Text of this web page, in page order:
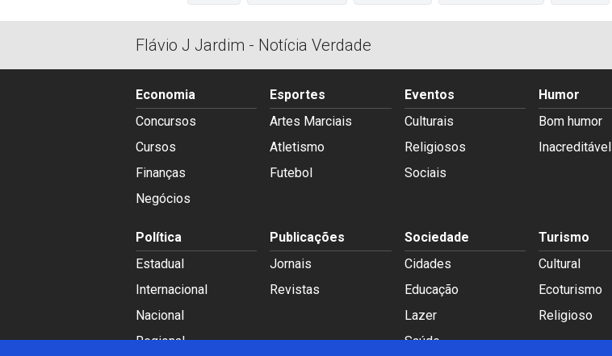
Flávio J Jardim - Notícia Verdade
Economia
Concursos
Cursos
Finanças
Negócios
Esportes
Artes Marciais
Atletismo
Futebol
Eventos
Culturais
Religiosos
Sociais
Humor
Bom humor
Inacreditável
Política
Estadual
Internacional
Nacional
Regional
Publicações
Jornais
Revistas
Sociedade
Cidades
Educação
Lazer
Saúde
Turismo
Cultural
Ecoturismo
Religioso